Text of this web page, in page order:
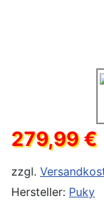
279,99 €
zzgl.
Hersteller: Puky